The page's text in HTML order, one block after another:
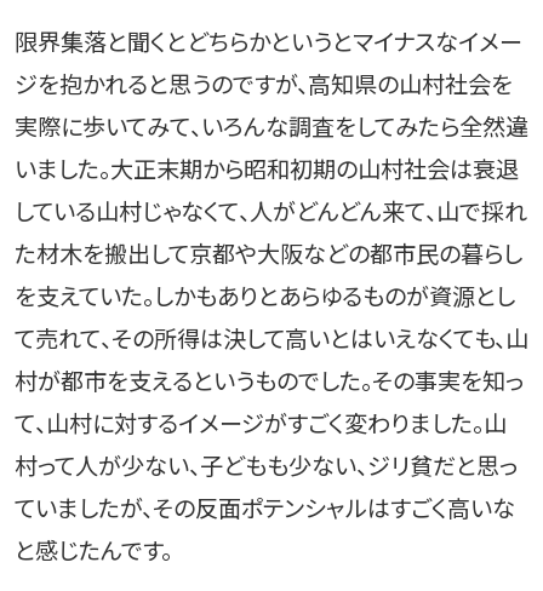
限界集落と聞くとどちらかというとマイナスなイメー
ジを抱かれると思うのですが、高知県の山村社会を
実際に歩いてみて、いろんな調査をしてみたら全然違
いました。大正末期から昭和初期の山村社会は衰退
している山村じゃなくて、人がどんどん来て、山で採れ
た材木を搬出して京都や大阪などの都市民の暮らし
を支えていた。しかもありとあらゆるものが資源とし
て売れて、その所得は決して高いとはいえなくても、山
村が都市を支えるというものでした。その事実を知っ
て、山村に対するイメージがすごく変わりました。山
村って人が少ない、子どもも少ない、ジリ貧だと思っ
ていましたが、その反面ポテンシャルはすごく高いな
と感じたんです。